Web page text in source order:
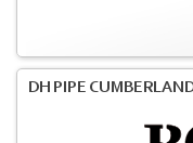
DH PIPE